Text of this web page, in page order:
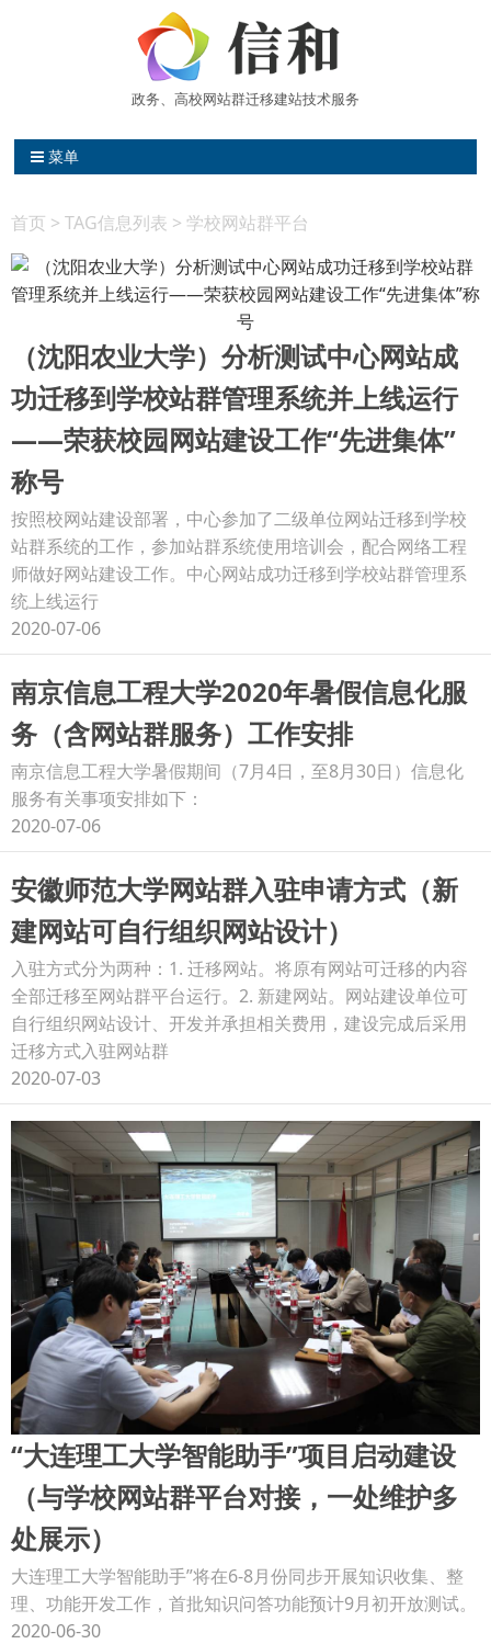
政务、高校网站群迁移建站技术服务
信和网站维护中心 高校网站群建站
菜单
首页 > TAG信息列表 > 学校网站群平台
（沈阳农业大学）分析测试中心网站成
功迁移到学校站群管理系统并上线运行
——荣获校园网站建设工作“先进集体”
称号
按照校网站建设部署，中心参加了二级单位网站迁移到学校
站群系统的工作，参加站群系统使用培训会，配合网络工程
师做好网站建设工作。中心网站成功迁移到学校站群管理系
统上线运行
2020-07-06
南京信息工程大学2020年暑假信息化服
务（含网站群服务）工作安排
南京信息工程大学暑假期间（7月4日，至8月30日）信息化
服务有关事项安排如下：
2020-07-06
安徽师范大学网站群入驻申请方式（新
建网站可自行组织网站设计）
入驻方式分为两种：1. 迁移网站。将原有网站可迁移的内容
全部迁移至网站群平台运行。2. 新建网站。网站建设单位可
自行组织网站设计、开发并承担相关费用，建设完成后采用
迁移方式入驻网站群
2020-07-03
“大连理工大学智能助手”项目启动建设
（与学校网站群平台对接，一处维护多
处展示）
大连理工大学智能助手”将在6-8月份同步开展知识收集、整
理、功能开发工作，首批知识问答功能预计9月初开放测试。
2020-06-30